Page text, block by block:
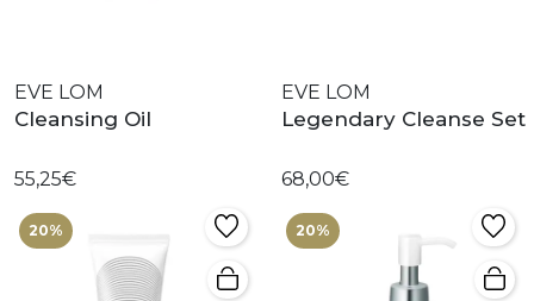
EVE LOM
Cleansing Oil
55,25€
EVE LOM
Legendary Cleanse Set
68,00€
20% 20%